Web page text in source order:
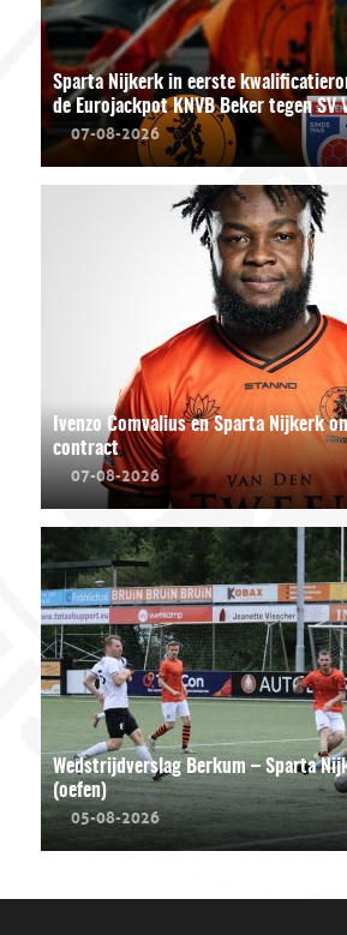
Sparta Nijkerk in eerste
de Eurojackpot KNVB Beker tegen SV
07-08-2026
Ivenzo Comvalius en Sparta Nijkerk
contract
07-08-2026
Wedstrijdverslag Berkum – Sparta
(oefen)
05-08-2026